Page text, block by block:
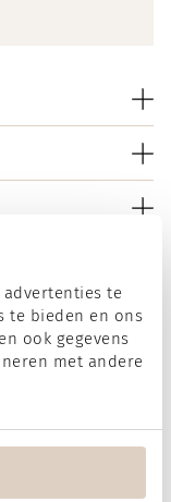
te
te bieden en ons
ook gegevens
met andere